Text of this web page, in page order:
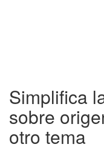
Simplifica
sobre
otro tema